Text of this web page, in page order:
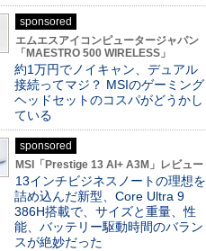
sponsored
エムエスアイコンピュータージャパン
「MAESTRO 500 WIRELESS」
約1万円でノイキャン、デュアル
接続ってマジ？ MSIのゲーミング
ヘッドセットのコスパがどうかし
ている
sponsored
MSI「Prestige 13 AI+ A3M」レビュー
13インチビジネスノートの理想を
詰め込んだ新型、Core Ultra 9
386H搭載で、サイズと重量、性
能、バッテリー駆動時間のバラン
スが絶妙だった